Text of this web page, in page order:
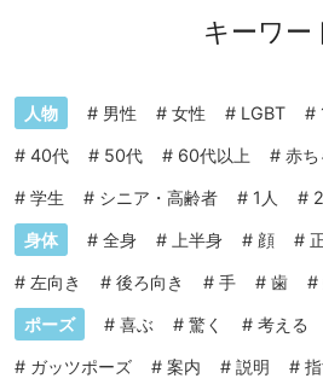
キーワー
人物 # 男性 # 女性 # LGBT #
# 40代 # 50代 # 60代以上 # 赤ち
# 学生 # シニア・高齢者 # 1人 #
身体 # 全身 # 上半身 # 顔 #
# 左向き # 後ろ向き # 手 # 歯 #
ポーズ # 喜ぶ # 驚く # 考える
# ガッツポーズ # 案内 # 説明 #